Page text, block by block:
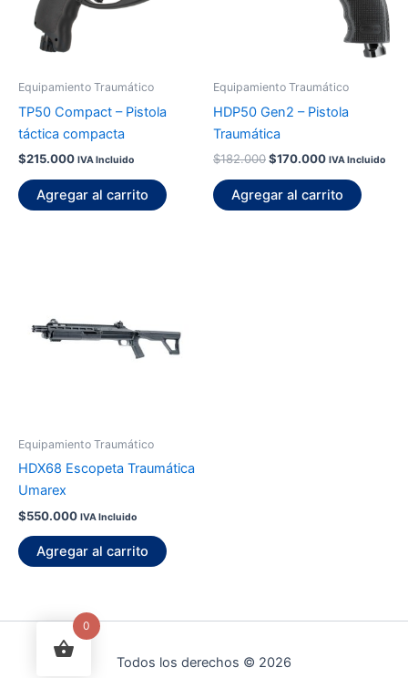
Equipamiento Traumático
TP50 Compact – Pistola
táctica compacta
$215.000 IVA Incluido
Agregar al carrito
Equipamiento Traumático
HDP50 Gen2 – Pistola
Traumática
$182.000$170.000 IVA Incluido
Agregar al carrito
Equipamiento Traumático
HDX68 Escopeta Traumática
Umarex
$550.000 IVA Incluido
Agregar al carrito
Todos los derechos © 2026
0